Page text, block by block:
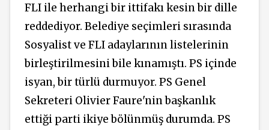
FLI ile herhangi bir ittifakı kesin bir dille
reddediyor. Belediye seçimleri sırasında
Sosyalist ve FLI adaylarının listelerinin
birleştirilmesini bile kınamıştı. PS içinde
isyan, bir türlü durmuyor. PS Genel
Sekreteri Olivier Faure'nin başkanlık
ettiği parti ikiye bölünmüş durumda. PS